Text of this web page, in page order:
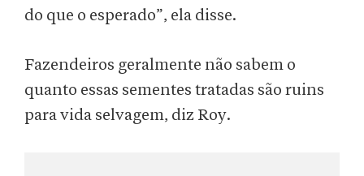
do que o esperado”, ela disse.
Fazendeiros geralmente não sabem o
quanto essas sementes tratadas são ruins
para vida selvagem, diz Roy.